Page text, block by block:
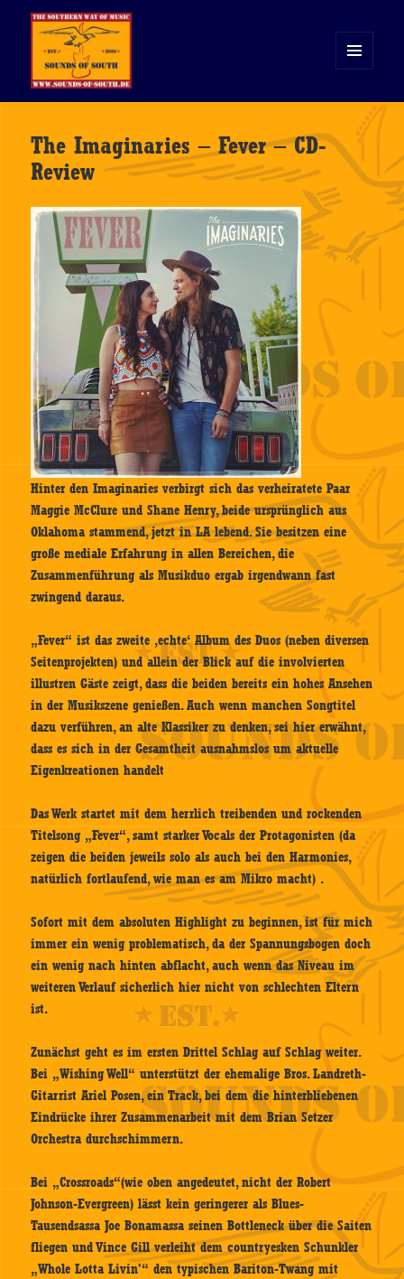
WIDGETS
The Imaginaries – Fever – CD-
Review
Hinter den Imaginaries verbirgt sich das verheiratete Paar
Maggie McClure und Shane Henry, beide ursprünglich aus
Oklahoma stammend, jetzt in LA lebend. Sie besitzen eine
große mediale Erfahrung in allen Bereichen, die
Zusammenführung als Musikduo ergab irgendwann fast
zwingend daraus.
„Fever“ ist das zweite ‚echte‘ Album des Duos (neben diversen
Seitenprojekten) und allein der Blick auf die involvierten
illustren Gäste zeigt, dass die beiden bereits ein hohes Ansehen
in der Musikszene genießen. Auch wenn manchen Songtitel
dazu verführen, an alte Klassiker zu denken, sei hier erwähnt,
dass es sich in der Gesamtheit ausnahmslos um aktuelle
Eigenkreationen handelt
Das Werk startet mit dem herrlich treibenden und rockenden
Titelsong „Fever“, samt starker Vocals der Protagonisten (da
zeigen die beiden jeweils solo als auch bei den Harmonies,
natürlich fortlaufend, wie man es am Mikro macht) .
Sofort mit dem absoluten Highlight zu beginnen, ist für mich
immer ein wenig problematisch, da der Spannungsbogen doch
ein wenig nach hinten abflacht, auch wenn das Niveau im
weiteren Verlauf sicherlich hier nicht von schlechten Eltern
ist.
Zunächst geht es im ersten Drittel Schlag auf Schlag weiter.
Bei „Wishing Well“ unterstützt der ehemalige Bros. Landreth-
Gitarrist Ariel Posen, ein Track, bei dem die hinterbliebenen
Eindrücke ihrer Zusammenarbeit mit dem Brian Setzer
Orchestra durchschimmern.
Bei „Crossroads“(wie oben angedeutet, nicht der Robert
Johnson-Evergreen) lässt kein geringerer als Blues-
Tausendsassa Joe Bonamassa seinen Bottleneck über die Saiten
fliegen und Vince Gill verleiht dem countryesken Schunkler
„Whole Lotta Livin'“ den typischen Bariton-Twang mit